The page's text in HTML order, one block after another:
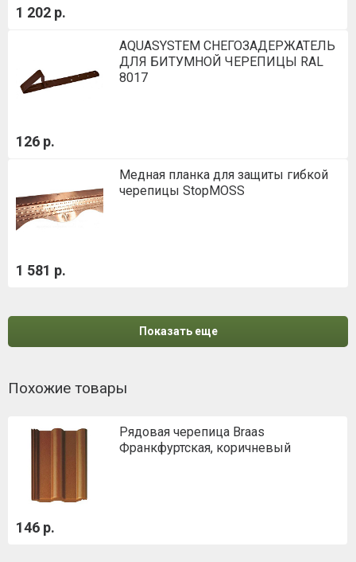
1 202 р.
AQUASYSTEM СНЕГОЗАДЕРЖАТЕЛЬ
ДЛЯ БИТУМНОЙ ЧЕРЕПИЦЫ RAL
8017
126 р.
Медная планка для защиты гибкой
черепицы StopMOSS
1 581 р.
Показать еще
Похожие товары
Рядовая черепица Braas
Франкфуртская, коричневый
146 р.